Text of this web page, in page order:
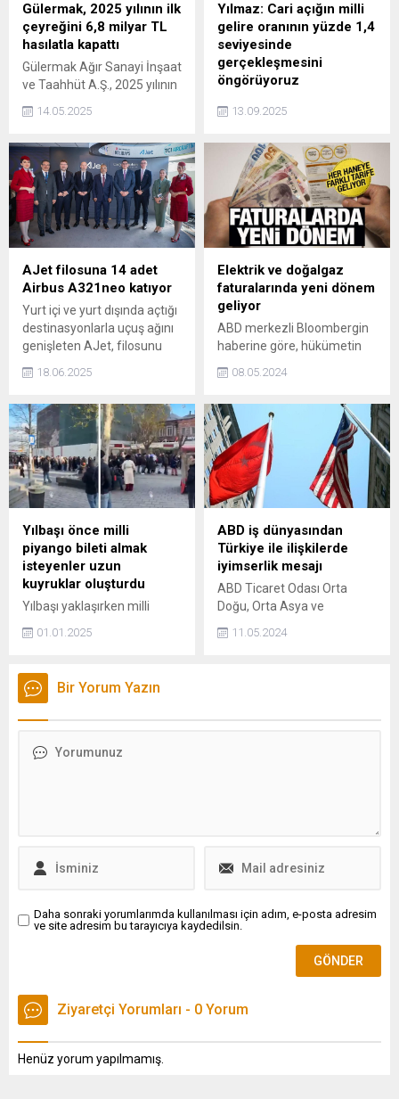
Gülermak, 2025 yılının ilk
çeyreğini 6,8 milyar TL
hasılatla kapattı
Gülermak Ağır Sanayi İnşaat
ve Taahhüt A.Ş., 2025 yılının
hasılatla kapattı.
14.05.2025
Yılmaz: Cari açığın milli
gelire oranının yüzde 1,4
seviyesinde
gerçekleşmesini
öngörüyoruz
Cevdet Yılmaz, cari işlemler
2025 yıl sonu itibarıyla
yüzde 1,4 seviyesinde
gerçekleşeceğini
öngördüklerini açıkladı.
13.09.2025
AJet filosuna 14 adet
Airbus A321neo katıyor
Yurt içi ve yurt dışında açtığı
destinasyonlarla uçuş ağını
genişleten AJet, filosunu
Partners şirketleriyle 14
için iş birliği yaptı. Yeni nesil
uçaklar 2026 yılından
itibaren filoya katılmaya
başlayacak.
18.06.2025
Elektrik ve doğalgaz
faturalarında yeni dönem
geliyor
ABD merkezli Bloombergin
haberine göre, hükümetin
doğalgaz ve elektrik
üzerinde çalıştığı belirtildi.
08.05.2024
Yılbaşı önce milli
piyango bileti almak
isteyenler uzun
kuyruklar oluşturdu
Yılbaşı yaklaşırken milli
vatandaşlar, bilet satış
oluşturdu. Eminönü'nde
bulunan Nimet Abla Piyango
01.01.2025
ABD iş dünyasından
Türkiye ile ilişkilerde
iyimserlik mesajı
ABD Ticaret Odası Orta
Doğu, Orta Asya ve
Başkan Yardımcısı Khush
11.05.2024
Bir Yorum Yazın
Daha sonraki yorumlarımda kullanılması için adım, e-posta adresim
ve site adresim bu tarayıcıya kaydedilsin.
Ziyaretçi Yorumları - 0 Yorum
Henüz yorum yapılmamış.